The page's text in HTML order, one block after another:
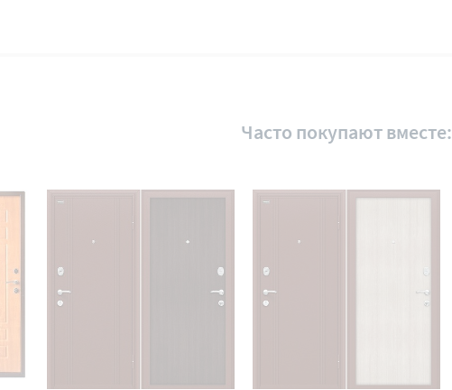
Часто покупают вместе: